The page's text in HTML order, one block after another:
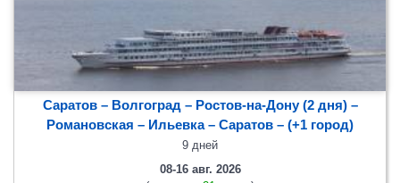
Саратов – Волгоград – Ростов-на-Дону (2 дня) –
Романовская – Ильевка– Саратов – (+1 город)
9 дней
08-16 авг. 2026